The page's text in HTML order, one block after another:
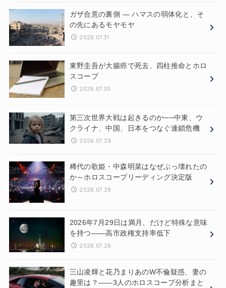
ガザ合意の裏側 ― ハマスの弱体化と、そ
の先にあるモヤモヤ
2026.07.31
東野圭吾が大腸癌で死去、四柱推命とホロ
スコープ
2026.07.30
第三次世界大戦は起きるのか──中東、ウ
クライナ、中国、日本をつなぐ連鎖危機
2026.07.29
稀代の歌姫・中森明菜はなぜぶっ壊れたの
か～ホロスコープリーディング決定版
2026.07.28
2026年7月29日は満月、だけど特殊な意味
を持つ——高市政権支持率低下
2026.07.26
三山凌輝と花乃まりあのW不倫疑惑、妻の
趣里は？——3人のホロスコープ分析まと